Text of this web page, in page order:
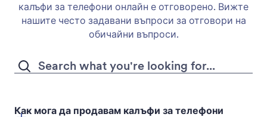
калъфи за телефони онлайн е отговорено. Вижте
нашите често задавани въпроси за отговори на
обичайни въпроси.
Как мога да продавам калъфи за телефони